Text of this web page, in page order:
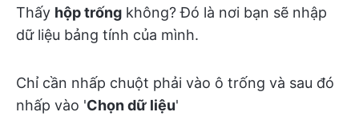
Thấy hộp trống không? Đó là nơi bạn sẽ nhập
dữ liệu bảng tính của mình.
Chỉ cần nhấp chuột phải vào ô trống và sau đó
nhấp vào 'Chọn dữ liệu'